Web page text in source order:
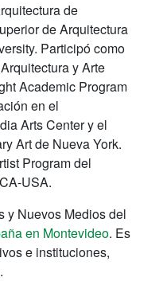
de
de Arquitectura
Participó como
y Arte
Academic Program
en el
Arts Center y el
Art de Nueva York.
Program del
USA.
y Nuevos Medios del
en Montevideo. Es
e instituciones,